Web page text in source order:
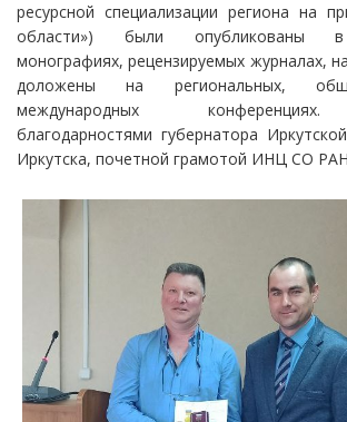
ресурсной специализации региона на
области») были опубликованы в
монографиях, рецензируемых журналах,
доложены на региональных,
международных
благодарностями губернатора
Иркутска, почетной грамотой ИНЦ СО